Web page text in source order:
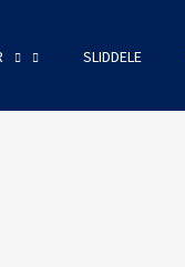
SLIDDELE